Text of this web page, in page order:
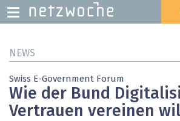
zum
MENU
NEWS
Swiss E-Government Forum
Wie der Bund
Vertrauen vereinen